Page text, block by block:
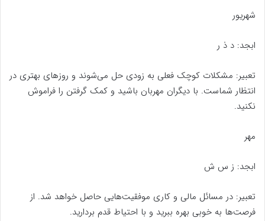
شهریور
ابجد: د ذ ر
تعبیر: مشکلات کوچک فعلی به زودی حل می‌شوند و روزهای بهتری در
انتظار شماست. با دیگران مهربان باشید و کمک گرفتن را فراموش
نکنید.
مهر
ابجد: ز س ش
تعبیر: در مسائل مالی و کاری موفقیت‌هایی حاصل خواهد شد. از
فرصت‌ها به خوبی بهره ببرید و با احتیاط قدم بردارید.